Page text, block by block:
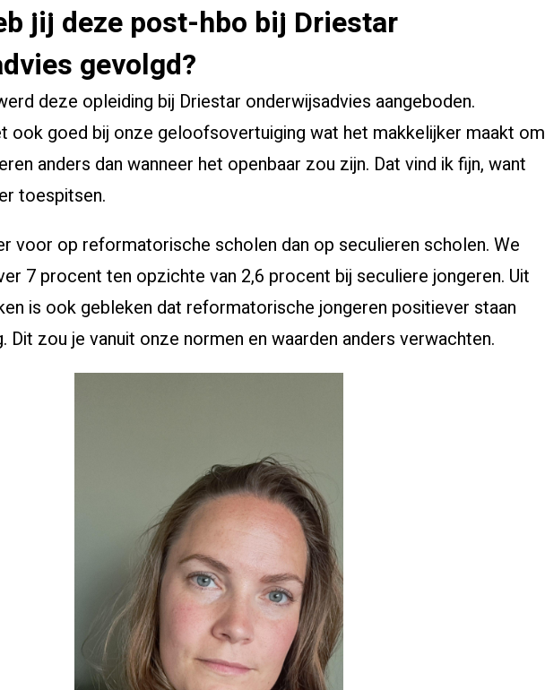
jij deze post-hbo bij Driestar
gevolgd?
deze opleiding bij Driestar onderwijsadvies aangeboden.
ook goed bij onze geloofsovertuiging wat het makkelijker maakt om
anders dan wanneer het openbaar zou zijn. Dat vind ik fijn, want
toespitsen.
voor op reformatorische scholen dan op seculieren scholen. We
7 procent ten opzichte van 2,6 procent bij seculiere jongeren. Uit
is ook gebleken dat reformatorische jongeren positiever staan
Dit zou je vanuit onze normen en waarden anders verwachten.